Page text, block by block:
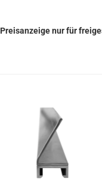
Preisanzeige nur für